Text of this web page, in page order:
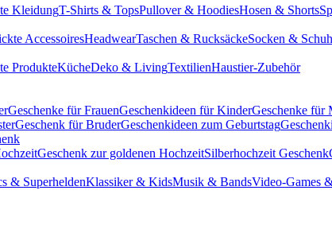
KleidungT-Shirts & TopsPullover & HoodiesHosen & Shorts
AccessoiresHeadwearTaschen & RucksäckeSocken &
ProdukteKücheDeko & LivingTextilienHaustier-Zubehör
Geschenke für FrauenGeschenkideen für KinderGeschenke für
Geschenk für BruderGeschenkideen zum Geburtstag
Geschenk zur goldenen HochzeitSilberhochzeit Geschenk
& SuperheldenKlassiker & KidsMusik & BandsVideo-Games